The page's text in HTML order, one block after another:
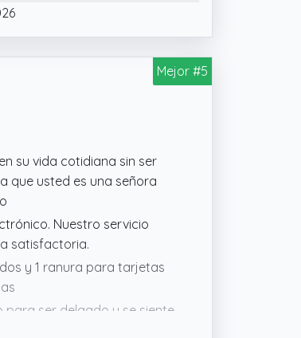
Mejor #5
su vida cotidiana sin ser
que usted es una señora
Nuestro servicio
satisfactoria.
y 1 ranura para tarjetas
ser delgado y se siente
que sea fácil de